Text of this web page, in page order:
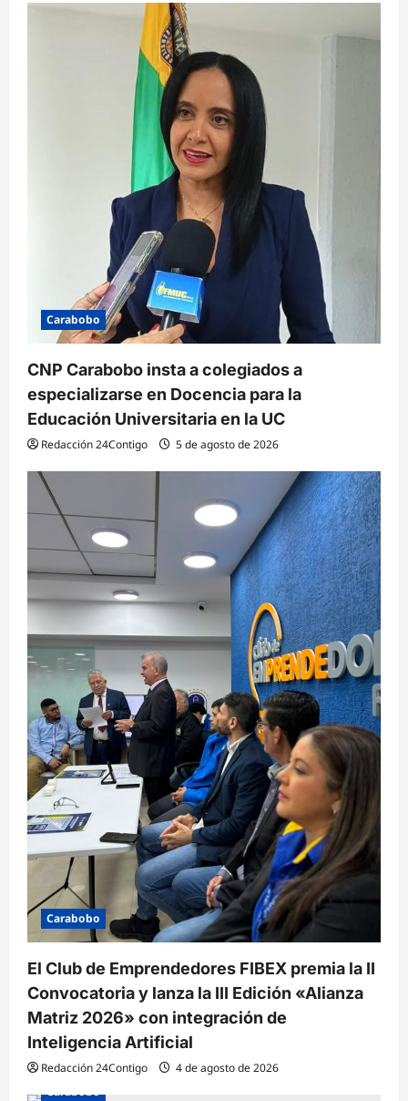
Carabobo
CNP Carabobo insta a colegiados a
especializarse en Docencia para la
Educación Universitaria en la UC
Redacción 24Contigo 5 de agosto de 2026
Carabobo
El Club de Emprendedores FIBEX premia la II
Convocatoria y lanza la III Edición «Alianza
Matriz 2026» con integración de
Inteligencia Artificial
Redacción 24Contigo
4 de agosto de 2026
Carabobo